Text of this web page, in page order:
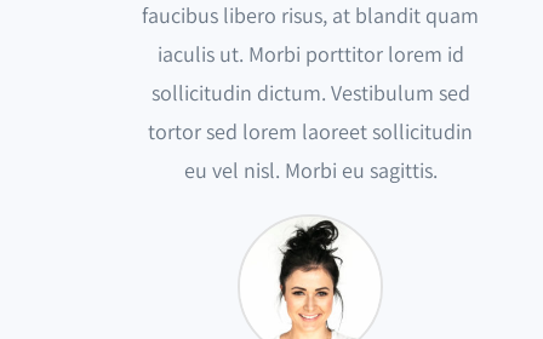
faucibus libero risus, at blandit quam
iaculis ut. Morbi porttitor lorem id
sollicitudin dictum. Vestibulum sed
tortor sed lorem laoreet sollicitudin
eu vel nisl. Morbi eu sagittis.